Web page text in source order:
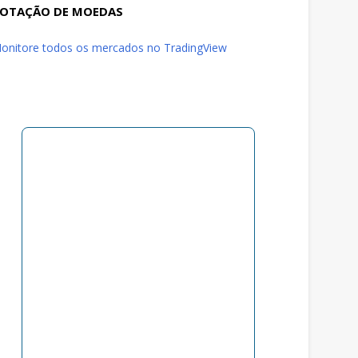
DE MOEDAS
todos os mercados no TradingView